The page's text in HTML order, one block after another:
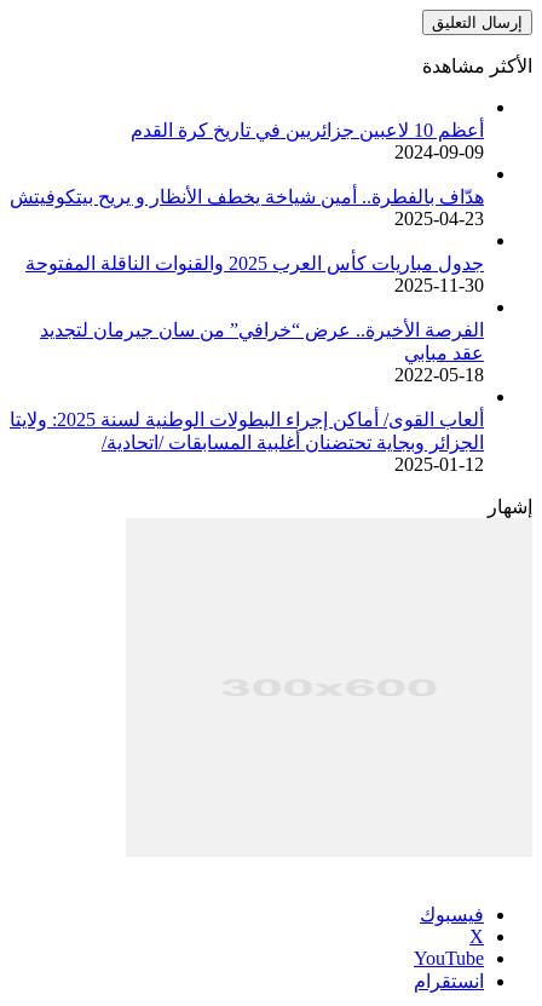
الأكثر مشاهدة
أعظم 10 لاعبين جزائريين في تاريخ كرة القدم
2024-09-09
هدّاف بالفطرة.. أمين شياخة يخطف الأنظار و يريح بيتكوفيتش
2025-04-23
جدول مباريات كأس العرب 2025 والقنوات الناقلة المفتوحة
2025-11-30
الفرصة الأخيرة.. عرض “خرافي” من سان جيرمان لتجديد
عقد مبابي
2022-05-18
ألعاب القوى/ أماكن إجراء البطولات الوطنية لسنة 2025: ولايتا
الجزائر وبجاية تحتضنان أغلبية المسابقات /اتحادية/
2025-01-12
إشهار
فيسبوك
‫X
‫YouTube
انستقرام